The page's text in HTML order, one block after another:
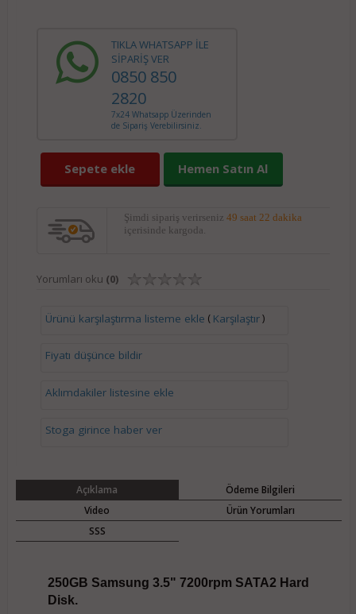
TIKLA WHATSAPP İLE
SİPARİŞ VER
0850 850
2820
7x24 Whatsapp Üzerinden
de Sipariş Verebilirsiniz.
Sepete ekle Hemen Satın Al
Şimdi sipariş verirseniz 49 saat 22 dakika
içerisinde kargoda.
Yorumları oku (0)
Ürünü karşılaştırma listeme ekle ( Karşılaştır)
Fiyatı düşünce bildir
Aklımdakiler listesine ekle
Stoga girince haber ver
Açıklama
Ödeme Bilgileri
Video
Ürün Yorumları
SSS
250GB Samsung 3.5" 7200rpm SATA2 Hard
Disk.